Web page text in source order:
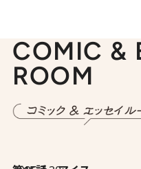
COMIC &
ROOM